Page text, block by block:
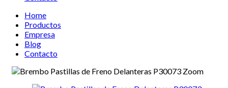
Home
Productos
Empresa
Blog
Contacto
Zoom